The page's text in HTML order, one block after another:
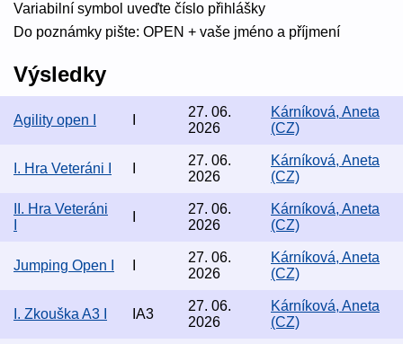
Variabilní symbol uveďte číslo přihlášky
Do poznámky pište: OPEN + vaše jméno a příjmení
Výsledky
Agility open I
27. 06.
2026
Kárníková, Aneta
(CZ)
I. Hra Veteráni I
27. 06.
2026
Kárníková, Aneta
(CZ)
II. Hra Veteráni
27. 06.
2026
Kárníková, Aneta
(CZ)
Jumping Open I
27. 06.
2026
Kárníková, Aneta
(CZ)
I. Zkouška A3 I IA3
27. 06.
2026
Kárníková, Aneta
(CZ)